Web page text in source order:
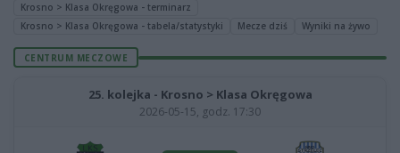
Krosno > Klasa Okręgowa - terminarz
Krosno > Klasa Okręgowa - tabela/statystyki
Mecze dziś Wyniki na żywo
CENTRUM MECZOWE
25. kolejka - Krosno > Klasa Okręgowa
2026-05-15, godz. 17:30